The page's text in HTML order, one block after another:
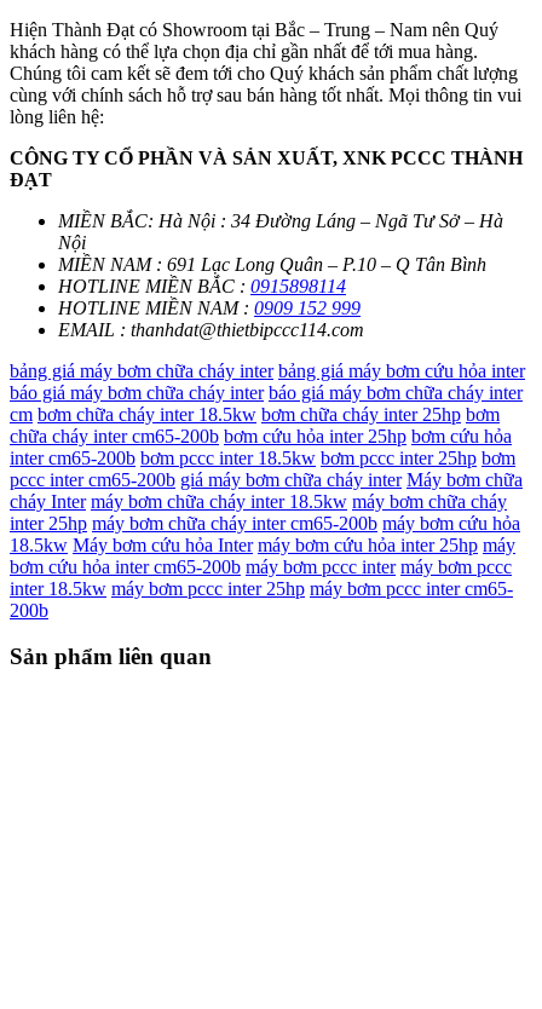
Hiện Thành Đạt có Showroom tại Bắc – Trung – Nam nên Quý
khách hàng có thể lựa chọn địa chỉ gần nhất để tới mua hàng.
Chúng tôi cam kết sẽ đem tới cho Quý khách sản phẩm chất lượng
cùng với chính sách hỗ trợ sau bán hàng tốt nhất. Mọi thông tin vui
lòng liên hệ:
CÔNG TY CỔ PHẦN VÀ SẢN XUẤT, XNK PCCC THÀNH
ĐẠT
MIỀN BẮC: Hà Nội : 34 Đường Láng – Ngã Tư Sở – Hà
Nội
MIỀN NAM : 691 Lạc Long Quân – P.10 – Q Tân Bình
HOTLINE MIỀN BẮC : 0915898114
HOTLINE MIỀN NAM : 0909 152 999
EMAIL : thanhdat@thietbipccc114.com
bảng giá máy bơm chữa cháy inter bảng giá máy bơm cứu hỏa inter
báo giá máy bơm chữa cháy inter báo giá máy bơm chữa cháy inter
cm bơm chữa cháy inter 18.5kw bơm chữa cháy inter 25hp bơm
chữa cháy inter cm65-200b bơm cứu hỏa inter 25hp bơm cứu hỏa
inter cm65-200b bơm pccc inter 18.5kw bơm pccc inter 25hp bơm
pccc inter cm65-200b giá máy bơm chữa cháy inter Máy bơm chữa
cháy Inter máy bơm chữa cháy inter 18.5kw máy bơm chữa cháy
inter 25hp máy bơm chữa cháy inter cm65-200b máy bơm cứu hỏa
18.5kw Máy bơm cứu hỏa Inter máy bơm cứu hỏa inter 25hp máy
bơm cứu hỏa inter cm65-200b máy bơm pccc inter máy bơm pccc
inter 18.5kw máy bơm pccc inter 25hp máy bơm pccc inter cm65-
200b
Sản phẩm liên quan